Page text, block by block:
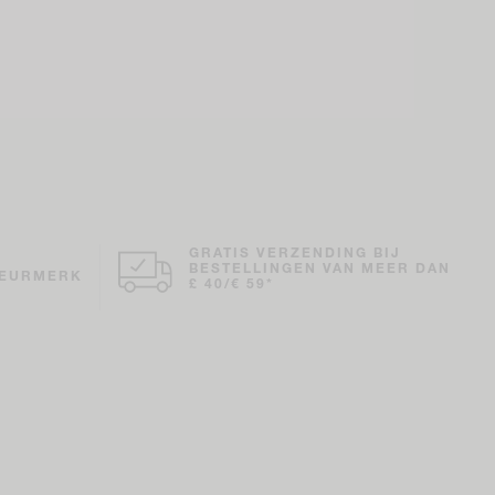
GRATIS VERZENDING BIJ
BESTELLINGEN VAN MEER DAN
£ 40/€ 59*